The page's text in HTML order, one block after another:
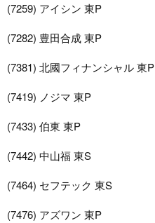
(7259) アイシン 東P
(7282) 豊田合成 東P
(7381) 北國フィナンシャル 東P
(7419) ノジマ 東P
(7433) 伯東 東P
(7442) 中山福 東S
(7464) セフテック 東S
(7476) アズワン 東P